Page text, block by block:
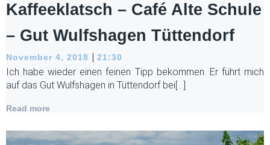
Kaffeeklatsch – Café Alte Schule
– Gut Wulfshagen Tüttendorf
November 4, 2018 | 21:30
Ich habe wieder einen feinen Tipp bekommen. Er führt mich
auf das Gut Wulfshagen in Tüttendorf bei[…]
Read more